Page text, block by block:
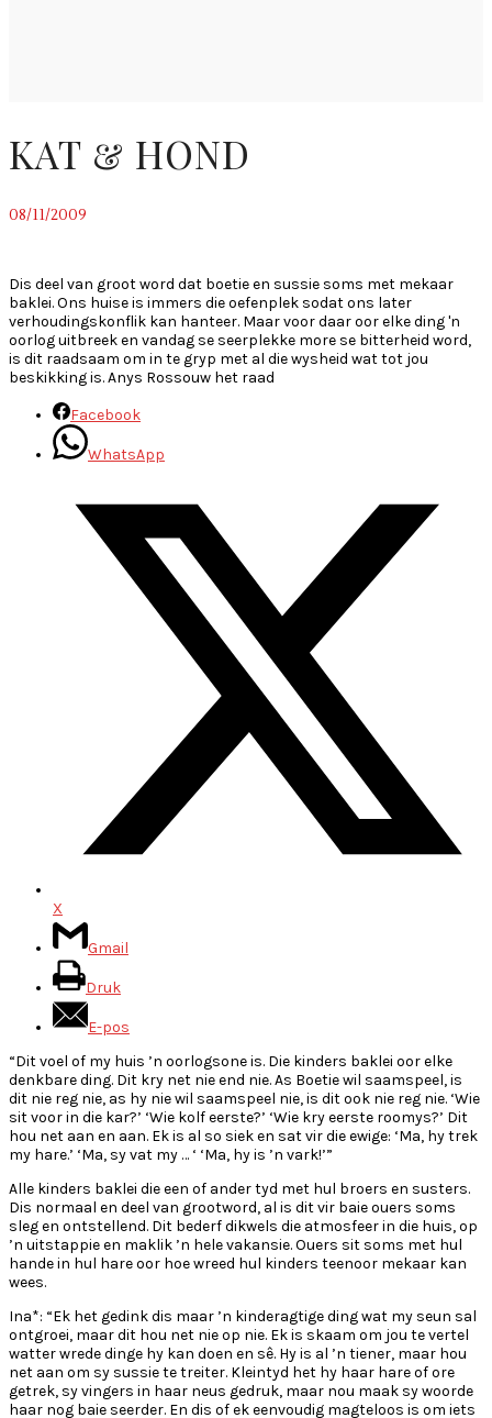
KAT & HOND
08/11/2009
Dis deel van groot word dat boetie en sussie soms met mekaar
baklei. Ons huise is immers die oefenplek sodat ons later
verhoudingskonflik kan hanteer. Maar voor daar oor elke ding 'n
oorlog uitbreek en vandag se seerplekke more se bitterheid word,
is dit raadsaam om in te gryp met al die wysheid wat tot jou
beskikking is. Anys Rossouw het raad
Facebook
WhatsApp
X
Gmail
Druk
E-pos
“Dit voel of my huis ’n oorlogsone is. Die kinders baklei oor elke
denkbare ding. Dit kry net nie end nie. As Boetie wil saamspeel, is
dit nie reg nie, as hy nie wil saamspeel nie, is dit ook nie reg nie. ‘Wie
sit voor in die kar?’ ‘Wie kolf eerste?’ ‘Wie kry eerste roomys?’ Dit
hou net aan en aan. Ek is al so siek en sat vir die ewige: ‘Ma, hy trek
my hare.’ ‘Ma, sy vat my … ‘ ‘Ma, hy is ’n vark!’”
Alle kinders baklei die een of ander tyd met hul broers en susters.
Dis normaal en deel van grootword, al is dit vir baie ouers soms
sleg en ontstellend. Dit bederf dikwels die atmosfeer in die huis, op
’n uitstappie en maklik ’n hele vakansie. Ouers sit soms met hul
hande in hul hare oor hoe wreed hul kinders teenoor mekaar kan
wees.
Ina*: “Ek het gedink dis maar ’n kinderagtige ding wat my seun sal
ontgroei, maar dit hou net nie op nie. Ek is skaam om jou te vertel
watter wrede dinge hy kan doen en sê. Hy is al ’n tiener, maar hou
net aan om sy sussie te treiter. Kleintyd het hy haar hare of ore
getrek, sy vingers in haar neus gedruk, maar nou maak sy woorde
haar nog baie seerder. En dis of ek eenvoudig magteloos is om iets